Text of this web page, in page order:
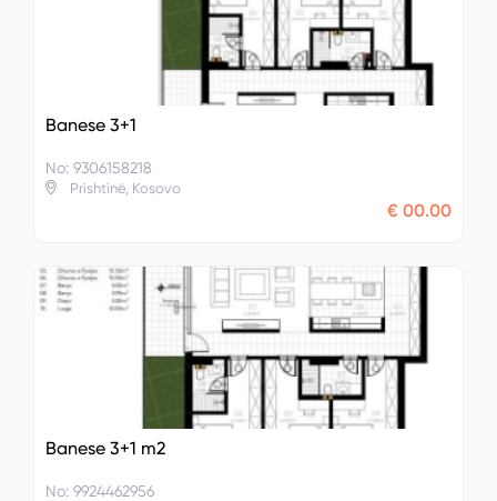
Banese 3+1
No: 9306158218
Prishtinë, Kosovo
€ 00.00
Banese 3+1 m2
No: 9924462956